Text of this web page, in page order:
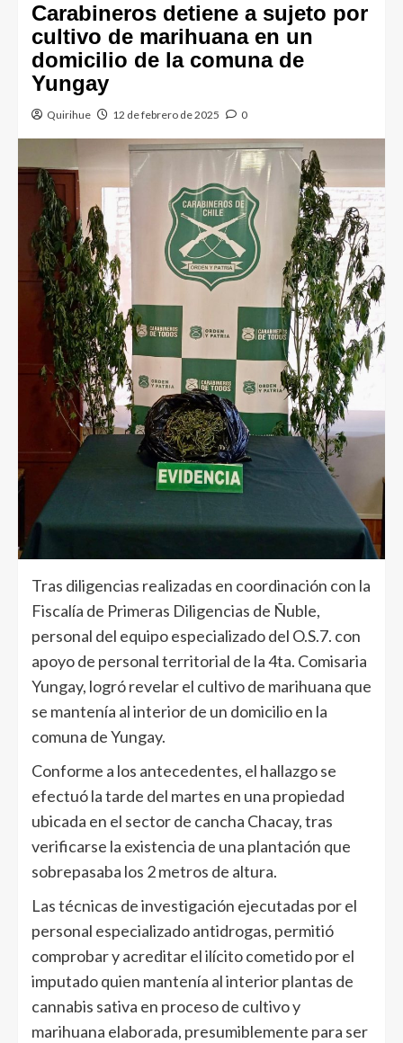
Carabineros detiene a sujeto por
cultivo de marihuana en un
domicilio de la comuna de
Yungay
Quirihue 12 de febrero de 2025 0
Tras diligencias realizadas en coordinación con la
Fiscalía de Primeras Diligencias de Ñuble,
personal del equipo especializado del O.S.7. con
apoyo de personal territorial de la 4ta. Comisaria
Yungay, logró revelar el cultivo de marihuana que
se mantenía al interior de un domicilio en la
comuna de Yungay.
Conforme a los antecedentes, el hallazgo se
efectuó la tarde del martes en una propiedad
ubicada en el sector de cancha Chacay, tras
verificarse la existencia de una plantación que
sobrepasaba los 2 metros de altura.
Las técnicas de investigación ejecutadas por el
personal especializado antidrogas, permitió
comprobar y acreditar el ilícito cometido por el
imputado quien mantenía al interior plantas de
cannabis sativa en proceso de cultivo y
marihuana elaborada, presumiblemente para ser